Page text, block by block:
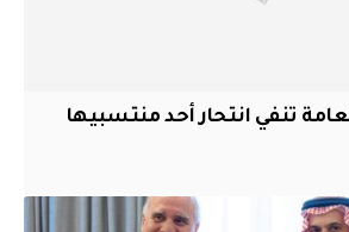
تنفي انتحار أحد منتسبيها